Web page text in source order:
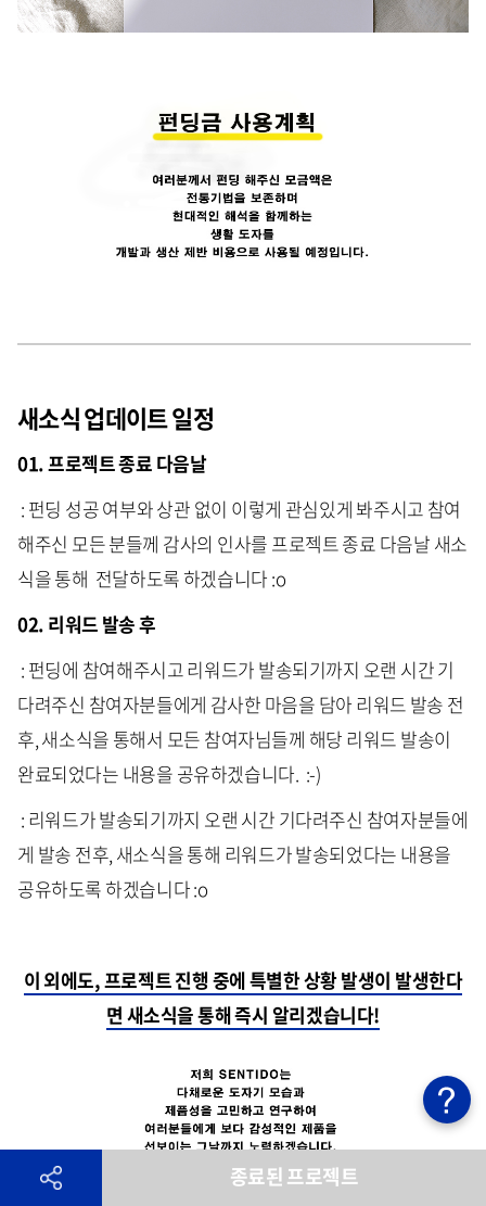
새소식 업데이트 일정
01. 프로젝트 종료 다음날
: 펀딩 성공 여부와 상관 없이 이렇게 관심있게 봐주시고 참여
해주신 모든 분들께 감사의 인사를 프로젝트 종료 다음날 새소
식을 통해 전달하도록 하겠습니다 :o
02. 리워드 발송 후
: 펀딩에 참여해주시고 리워드가 발송되기까지 오랜 시간 기
다려주신 참여자분들에게 감사한 마음을 담아 리워드 발송 전
후, 새소식을 통해서 모든 참여자님들께 해당 리워드 발송이
완료되었다는 내용을 공유하겠습니다. :-)
: 리워드가 발송되기까지 오랜 시간 기다려주신 참여자분들에
게 발송 전후, 새소식을 통해 리워드가 발송되었다는 내용을
공유하도록 하겠습니다 :o
이 외에도, 프로젝트 진행 중에 특별한 상황 발생이 발생한다
면 새소식을 통해 즉시 알리겠습니다!
종료된 프로젝트